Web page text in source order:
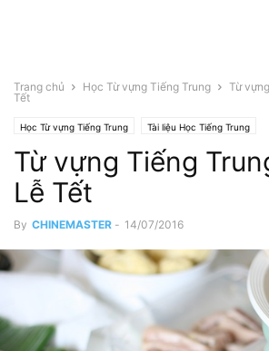
Trang chủ Học Từ vựng Tiếng Trung
Từ
Tết
Học Từ vựng Tiếng Trung Tài liệu Học Tiếng Trung
Từ vựng Tiếng
Lễ Tết
By CHINEMASTER - 14/07/2016